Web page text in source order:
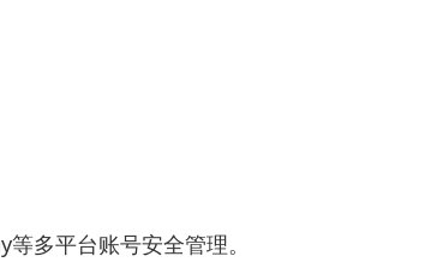
多平台账号安全管理。